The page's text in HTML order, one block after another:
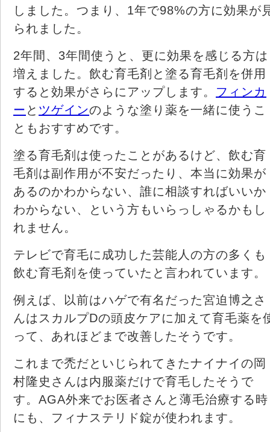
しました。つまり、1年で98%の方に効果が
られました。
2年間、3年間使うと、更に効果を感じる方は
増えました。飲む育毛剤と塗る育毛剤を併用
すると効果がさらにアップします。 フィンカ
ー と ツゲインのような塗り薬を一緒に使うこ
ともおすすめです。
塗る育毛剤は使ったことがあるけど、飲む育
毛剤は副作用が不安だったり、本当に効果が
あるのかわからない、誰に相談すればいいか
わからない、という方もいらっしゃるかもし
れません。
テレビで育毛に成功した芸能人の方の多くも
飲む育毛剤を使っていたと言われています。
例えば、以前はハゲで有名だった宮迫博之さ
んはスカルプDの頭皮ケアに加えて育毛薬を
って、あれほどまで改善したそうです。
これまで禿だといじられてきたナイナイの岡
村隆史さんは内服薬だけで育毛したそうで
す。AGA外来でお医者さんと薄毛治療する時
にも、フィナステリド錠が使われます。